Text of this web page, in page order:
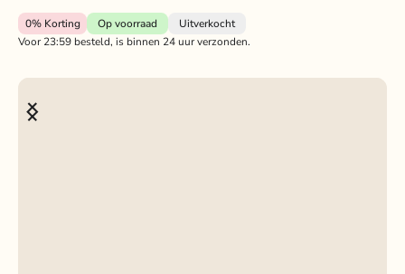
0%Korting Op voorraad
Uitverkocht
Voor 23:59 besteld, is binnen 24 uur verzonden.